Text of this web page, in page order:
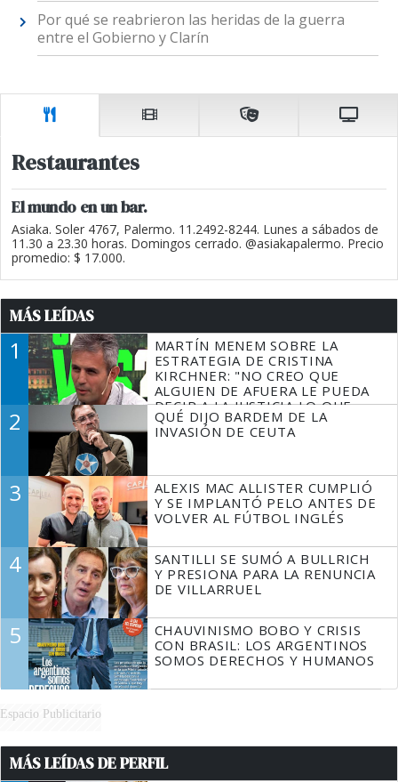
Por qué se reabrieron las heridas de la guerra
entre el Gobierno y Clarín
Restaurantes
El mundo en un bar.
Asiaka. Soler 4767, Palermo. 11.2492-8244. Lunes a sábados de
11.30 a 23.30 horas. Domingos cerrado. @asiakapalermo. Precio
promedio: $ 17.000.
MÁS LEÍDAS
1
MARTÍN MENEM SOBRE LA
ESTRATEGIA DE CRISTINA
KIRCHNER: "NO CREO QUE
ALGUIEN DE AFUERA LE PUEDA
DECIR A LA JUSTICIA LO QUE
TIENE QUE HACER"
2
QUÉ DIJO BARDEM DE LA
INVASIÓN DE CEUTA
3
ALEXIS MAC ALLISTER CUMPLIÓ
Y SE IMPLANTÓ PELO ANTES DE
VOLVER AL FÚTBOL INGLÉS
4
SANTILLI SE SUMÓ A BULLRICH
Y PRESIONA PARA LA RENUNCIA
DE VILLARRUEL
5
CHAUVINISMO BOBO Y CRISIS
CON BRASIL: LOS ARGENTINOS
SOMOS DERECHOS Y HUMANOS
Espacio Publicitario
MÁS LEÍDAS DE PERFIL